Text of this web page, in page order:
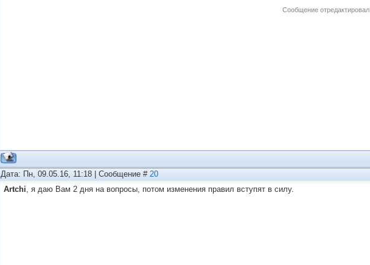
Сообщение отредактировал
Дата: Пн, 09.05.16, 11:18 | Сообщение # 20
Artchi, я даю Вам 2 дня на вопросы, потом изменения правил вступят в силу.